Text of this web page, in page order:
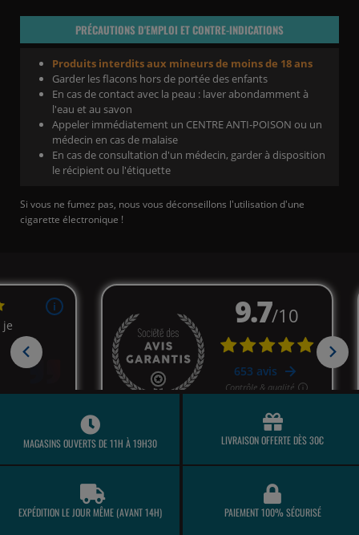
PRÉCAUTIONS D'EMPLOI ET CONTRE-INDICATIONS
Produits interdits aux mineurs de moins de 18 ans
Garder les flacons hors de portée des enfants
En cas de contact avec la peau : laver abondamment à
l'eau et au savon
Appeler immédiatement un CENTRE ANTI-POISON ou un
médecin en cas de malaise
En cas de consultation d'un médecin, garder à disposition
le récipient ou l'étiquette
Si vous ne fumez pas, nous vous déconseillons l'utilisation d'une
cigarette électronique !
MAGASINS OUVERTS DE 11H À 19H30 LIVRAISON OFFERTE DÈS 30€
EXPÉDITION LE JOUR MÊME (AVANT 14H) PAIEMENT 100% SÉCURISÉ